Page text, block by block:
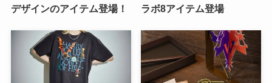
デザインのアイテム登場！
ラボ8アイテム登場